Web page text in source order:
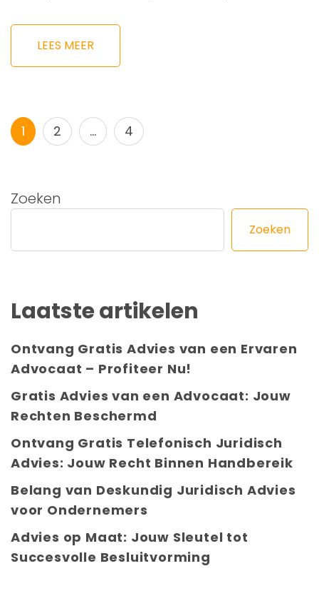
LEES MEER
Berichtnavigatie
Pagina
1 Pagina
2 … Pagina
4
Zoeken
Zoeken
Laatste artikelen
Ontvang Gratis Advies van een Ervaren
Advocaat – Profiteer Nu!
Gratis Advies van een Advocaat: Jouw
Rechten Beschermd
Ontvang Gratis Telefonisch Juridisch
Advies: Jouw Recht Binnen Handbereik
Belang van Deskundig Juridisch Advies
voor Ondernemers
Advies op Maat: Jouw Sleutel tot
Succesvolle Besluitvorming